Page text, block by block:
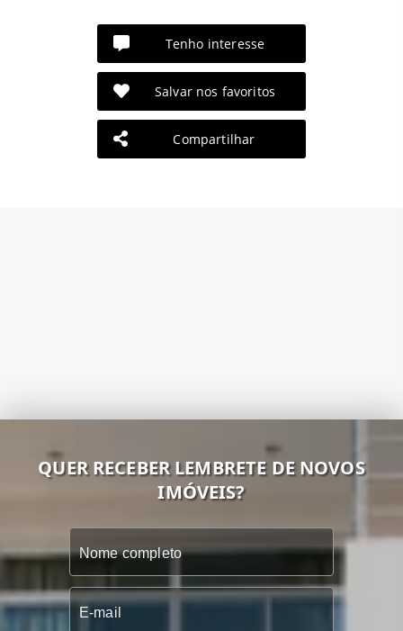
Tenho interesse
Salvar nos favoritos
Compartilhar
QUER RECEBER LEMBRETE DE NOVOS
IMÓVEIS?